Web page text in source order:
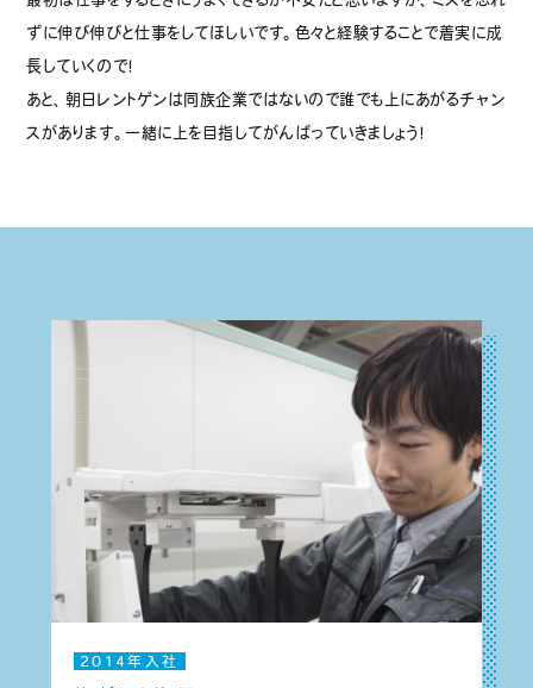
ずに伸び伸びと仕事をしてほしいです。色々と経験することで着実に成
長していくので！
あと、朝日レントゲンは同族企業ではないので誰でも上にあがるチャン
スがあります。一緒に上を目指してがんばっていきましょう！
2014年入社